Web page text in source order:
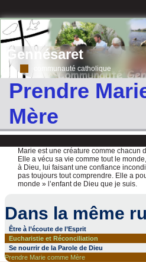
Gennésaret
communauté catholique
Prendre
Mère
Marie est une créature comme chacun
Elle a vécu sa vie comme tout le
à Dieu, lui faisant une confiance
pas toujours tout comprendre. Elle a
monde » l’enfant de Dieu que je suis.
Dans la même
Être à l’écoute de l’Esprit
Eucharistie et Réconciliation
Se nourrir de la Parole de Dieu
Prendre Marie comme Mère